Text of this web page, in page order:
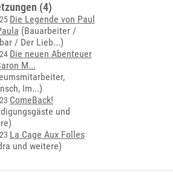
(4)
Die Legende von Paul
(Bauarbeiter /
/ Der Lieb...)
Die neuen Abenteuer
M...
Im...)
ComeBack!
und
La Cage Aux Folles
und weitere)